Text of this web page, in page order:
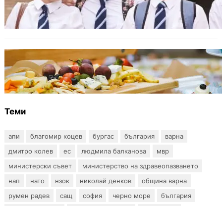
във Варна тази година
От август се променят осигурителните
вноски за седем икономически дейности
Теми
апи благомир коцев бургас българия
варна
дмитро колев
ес людмила балканова
мвр
министерски съвет
министерство на здравеопазването
нап
нато нзок николай денков
община варна
румен радев
сащ софия черно море
българия